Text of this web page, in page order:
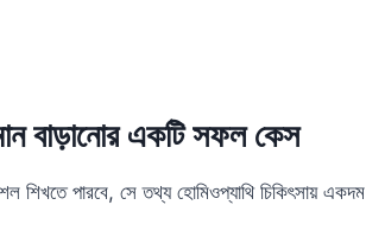
বাড়ানোর একটি সফল কেস
শিখতে পারবে, সে তথ্য হোমিওপ্যাথি চিকিৎসায় একদম